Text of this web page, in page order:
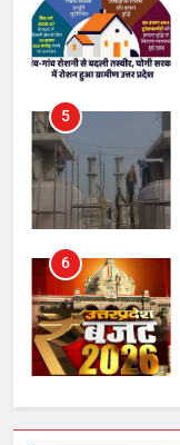
5
6
7